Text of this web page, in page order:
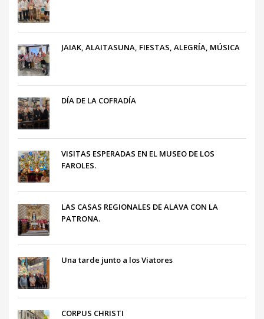
JAIAK, ALAITASUNA, FIESTAS, ALEGRÍA, MÚSICA
DÍA DE LA COFRADÍA
VISITAS ESPERADAS EN EL MUSEO DE LOS
FAROLES.
LAS CASAS REGIONALES DE ALAVA CON LA
PATRONA.
Una tarde junto a los Viatores
CORPUS CHRISTI